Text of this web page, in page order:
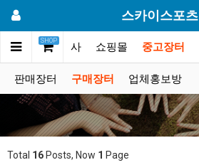
스카이스포츠
SHOP
리 대회.행사 쇼핑몰 중고장터
판매장터 구매장터 업체홍보방
Total 16 Posts, Now 1 Page